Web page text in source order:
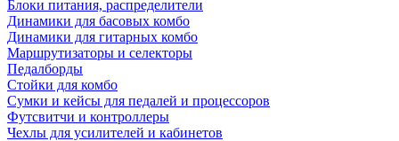
Блоки питания, распределители
Динамики для басовых комбо
Динамики для гитарных комбо
Маршрутизаторы и селекторы
Педалборды
Стойки для комбо
Сумки и кейсы для педалей и процессоров
Футсвитчи и контроллеры
Чехлы для усилителей и кабинетов